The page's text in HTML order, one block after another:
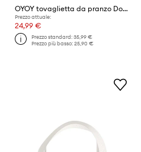
OYOY tovaglietta da pranzo Dotto pacco da 2
Prezzo attuale:
24,99 €
Prezzo standard:35,99 €
Prezzo più basso:25,90 €